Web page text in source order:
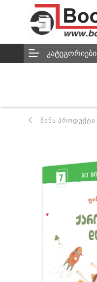
ᲙᲐᲢᲔᲒᲝᲠᲘᲔᲑᲘ
ᲬᲘᲜᲐ ᲞᲠᲝᲓᲣᲥᲢᲘ